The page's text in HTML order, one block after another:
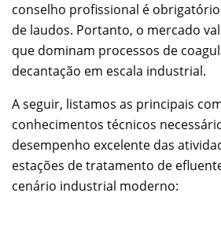
conselho profissional é
de laudos. Portanto, o mercado
que dominam processos de
decantação em escala industrial.
A seguir, listamos as principais
conhecimentos técnicos
desempenho excelente das
estações de tratamento de
cenário industrial moderno: